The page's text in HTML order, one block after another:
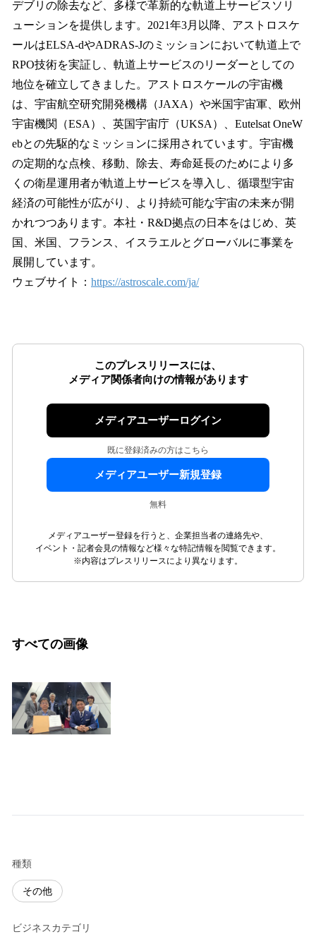
デブリの除去など、多様で革新的な軌道上サービスソリ
ューションを提供します。2021年3月以降、アストロスケ
ールはELSA-dやADRAS-Jのミッションにおいて軌道上で
RPO技術を実証し、軌道上サービスのリーダーとしての
地位を確立してきました。アストロスケールの宇宙機
は、宇宙航空研究開発機構（JAXA）や米国宇宙軍、欧州
宇宙機関（ESA）、英国宇宙庁（UKSA）、Eutelsat OneW
ebとの先駆的なミッションに採用されています。宇宙機
の定期的な点検、移動、除去、寿命延長のためにより多
くの衛星運用者が軌道上サービスを導入し、循環型宇宙
経済の可能性が広がり、より持続可能な宇宙の未来が開
かれつつあります。本社・R&D拠点の日本をはじめ、英
国、米国、フランス、イスラエルとグローバルに事業を
展開しています。
ウェブサイト： https://astroscale.com/ja/
このプレスリリースには、
メディア関係者向けの情報があります
メディアユーザーログイン
既に登録済みの方はこちら
メディアユーザー新規登録
無料
メディアユーザー登録を行うと、企業担当者の連絡先や、
イベント・記者会見の情報など様々な特記情報を閲覧できます。
※内容はプレスリリースにより異なります。
すべての画像
種類
その他
ビジネスカテゴリ